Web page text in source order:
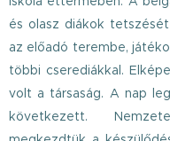
és olasz diákok
az előadó terembe,
többi cserediákkal.
volt a társaság. A nap
következett.